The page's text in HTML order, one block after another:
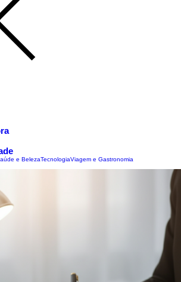
e BelezaTecnologiaViagem e Gastronomia